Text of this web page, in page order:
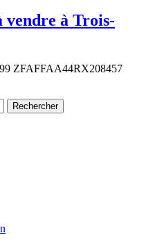
vendre à Trois-
ZFAFFAA44RX208457